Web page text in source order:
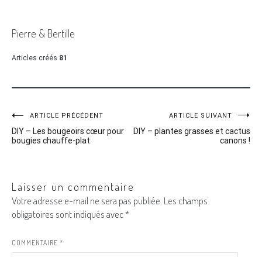
Pierre & Bertille
Articles créés 81
Navigation
l’article
ARTICLE PRÉCÉDENT
DIY – Les bougeoirs cœur pour
bougies chauffe-plat
ARTICLE SUIVANT
DIY – plantes grasses et cactus
canons !
Laisser un commentaire
Votre adresse e-mail ne sera pas publiée. Les champs
obligatoires sont indiqués avec*
COMMENTAIRE *